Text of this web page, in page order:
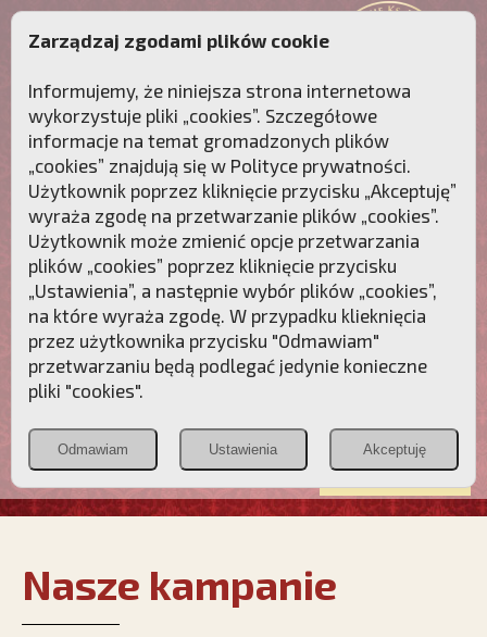
Przebudźmy sumienia Polaków!
Polonia
Christiana
PCh24.pl
Przymierze
POZNAJ APOSTOLAT FATIMY WESPRZYJ
NAS
Nasze kampanie
Zarządzaj zgodami plików cookie
Informujemy, że niniejsza strona internetowa
wykorzystuje pliki „cookies”. Szczegółowe
informacje na temat gromadzonych plików
„cookies” znajdują się w Polityce prywatności.
Użytkownik poprzez kliknięcie przycisku „Akceptuję”
wyraża zgodę na przetwarzanie plików „cookies”.
Użytkownik może zmienić opcje przetwarzania
plików „cookies” poprzez kliknięcie przycisku
„Ustawienia”, a następnie wybór plików „cookies”,
na które wyraża zgodę. W przypadku klieknięcia
przez użytkownika przycisku "Odmawiam"
przetwarzaniu będą podlegać jedynie konieczne
pliki "cookies".
Odmawiam Ustawienia Akceptuję